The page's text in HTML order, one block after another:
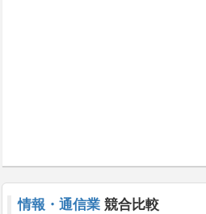
情報・通信業 競合比較